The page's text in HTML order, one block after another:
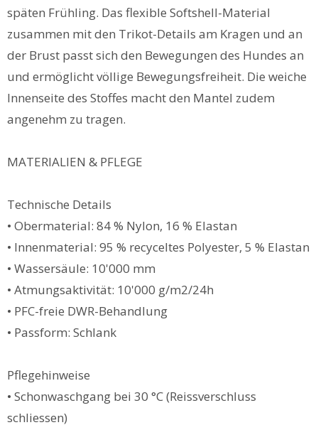
späten Frühling. Das flexible Softshell-Material
zusammen mit den Trikot-Details am Kragen und an
der Brust passt sich den Bewegungen des Hundes an
und ermöglicht völlige Bewegungsfreiheit. Die weiche
Innenseite des Stoffes macht den Mantel zudem
angenehm zu tragen.
MATERIALIEN & PFLEGE
Technische Details
• Obermaterial: 84 % Nylon, 16 % Elastan
• Innenmaterial: 95 % recyceltes Polyester, 5 % Elastan
• Wassersäule: 10'000 mm
• Atmungsaktivität: 10'000 g/m2/24h
• PFC-freie DWR-Behandlung
• Passform: Schlank
Pflegehinweise
• Schonwaschgang bei 30 °C (Reissverschluss
schliessen)